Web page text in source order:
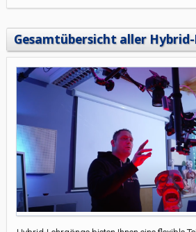
Gesamtübersicht aller